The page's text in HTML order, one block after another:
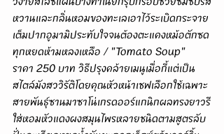
หวานและกลิ่นหอมของทะเลเอาไว้ระเบิดกระจาย
เต็มปากอูมามิประทับใจจนต้องตะแคงหม้อตักซด
ทุกหยดห้ามหลงเหลือ / "Tomato Soup"
ราคา 250 บาท วิธีปรุงคล้ายเมนูเมื่อกี้แต่เป็น
สไตล์มังสววิรัติโดยคุณหัวหน้าเชฟเลือกใช้เฉพาะ
สายพันธุ์ซานมาซาโน่เกรดออร์แกนิกผลทรงยาวรี
ใส่หอมหัวแดงผงสมุนไพรหลายชนิดตามสูตรลับ